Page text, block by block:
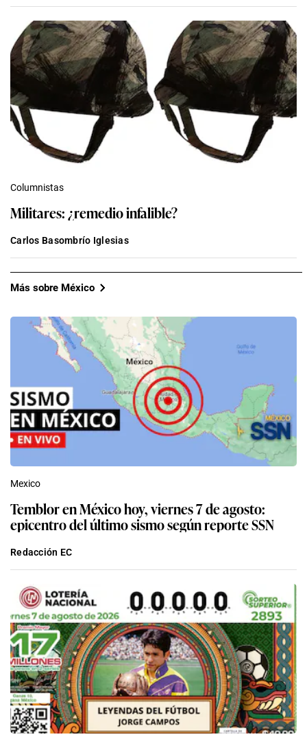
Columnistas
Militares: ¿remedio infalible?
Carlos Basombrío Iglesias
Más sobre México
Mexico
Temblor en México hoy, viernes 7 de agosto:
epicentro del último sismo según reporte SSN
Redacción EC